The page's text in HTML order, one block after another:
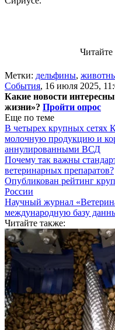
Читайте
Метки: дельфины,
События, 16 июля 2025,
Какие новости
жизни»? Пройти опрос
Еще по теме
В четырех крупных сетях
молочную продукцию и
аннулированными ВСД
Почему так важны
ветеринарных препаратов?
Опубликован рейтинг
России
Научный журнал
международную базу
Читайте также: